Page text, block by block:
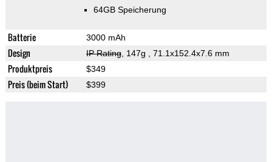
64GB Speicherung
Batterie 3000 mAh
Design IP Rating, 147g , 71.1x152.4x7.6 mm
Produktpreis $349
Preis (beim Start) $399